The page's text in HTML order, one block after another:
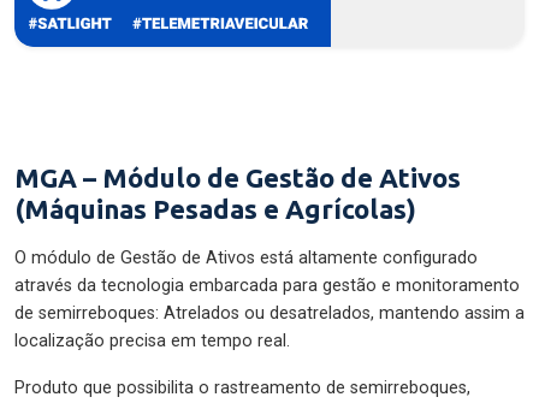
MGA – Módulo de Gestão de Ativos
(Máquinas Pesadas e Agrícolas)
O módulo de Gestão de Ativos está altamente configurado
através da tecnologia embarcada para gestão e monitoramento
de semirreboques: Atrelados ou desatrelados, mantendo assim a
localização precisa em tempo real.
Produto que possibilita o rastreamento de semirreboques,